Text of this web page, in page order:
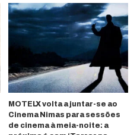
MOTELX volta a juntar-se ao
Cinema Nimas para sessões
de cinema à meia-noite: a